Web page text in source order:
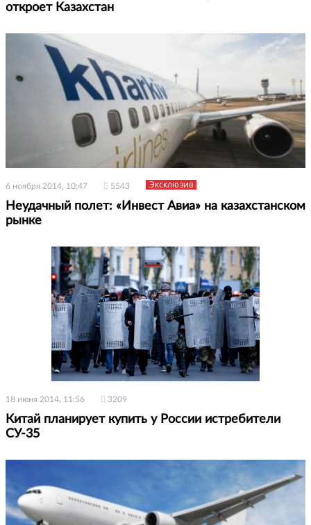
откроет Казахстан
6 ноября 2014, 10:47 5543 Эксклюзив
Неудачный полет: «Инвест Авиа» на казахстанском
рынке
18 июня 2014, 11:56 3209
Китай планирует купить у России истребители
СУ-35